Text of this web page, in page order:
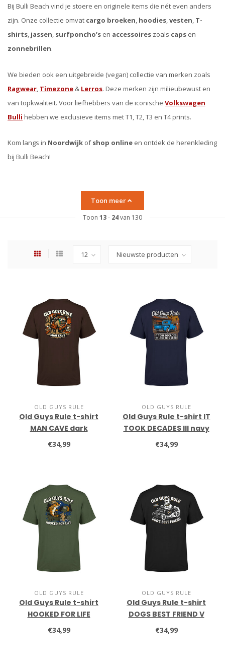
Bij Bulli Beach vind je stoere en originele items die nét even anders
zijn. Onze collectie omvat cargo broeken, hoodies,vesten, T-
shirts, jassen, surfponcho’s en accessoires zoals caps en
zonnebrillen.
We bieden ook een uitgebreide (vegan) collectie van merken zoals
Ragwear, Timezone & Lerros. Deze merken zijn milieubewust en
van topkwaliteit. Voor liefhebbers van de iconische Volkswagen
Bulli hebben we exclusieve items met T1, T2, T3 en T4 prints.
Kom langs in Noordwijk ofshop online en ontdek de herenkleding
bij Bulli Beach!
Toon meer
Toon 13- 24van 130
OLD GUYS RULE
Old Guys Rule t-shirt
MAN CAVE dark
chocolate
€34,99
OLD GUYS RULE
Old Guys Rule t-shirt IT
TOOK DECADES III navy
€34,99
OLD GUYS RULE
Old Guys Rule t-shirt
HOOKED FOR LIFE
military green
€34,99
OLD GUYS RULE
Old Guys Rule t-shirt
DOGS BEST FRIEND V
black
€34,99